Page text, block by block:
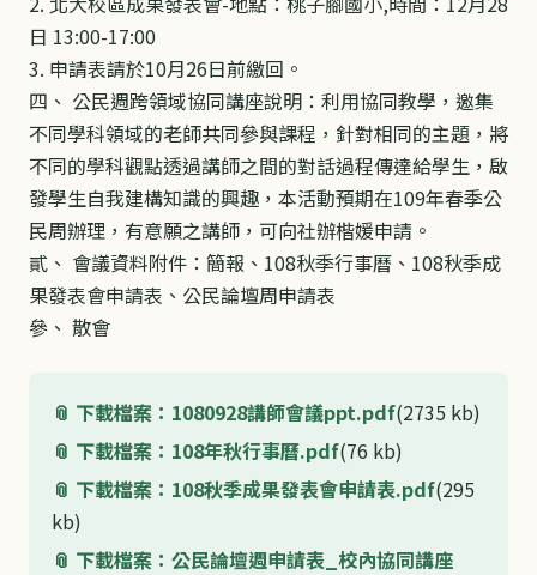
日 13:00-17:00
3. 申請表請於10月26日前繳回。
四、 公民週跨領域協同講座說明：利用協同教學，邀集
不同學科領域的老師共同參與課程，針對相同的主題，將
不同的學科觀點透過講師之間的對話過程傳達給學生，啟
發學生自我建構知識的興趣，本活動預期在109年春季公
民周辦理，有意願之講師，可向社辦楷媛申請。
貳、 會議資料附件：簡報、108秋季行事曆、108秋季成
果發表會申請表、公民論壇周申請表
參、 散會
下載檔案：1080928講師會議ppt.pdf(2735 kb)
下載檔案：108年秋行事曆.pdf(76 kb)
下載檔案：108秋季成果發表會申請表.pdf(295
kb)
下載檔案：公民論壇週申請表_校內協同講座